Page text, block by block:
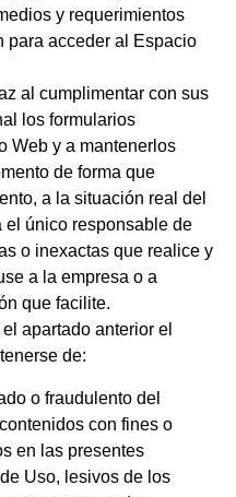
y requerimientos
para acceder al Espacio
al cumplimentar con sus
los formularios
Web y a mantenerlos
de forma que
a la situación real del
el único responsable de
o inexactas que realice y
a la empresa o a
que facilite.
apartado anterior el
de:
o fraudulento del
con fines o
en las presentes
Uso, lesivos de los